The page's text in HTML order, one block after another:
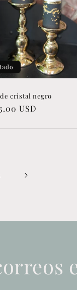
cristal negro
USD